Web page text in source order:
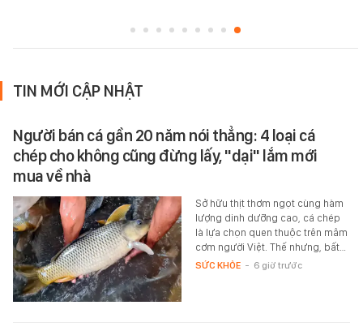
TIN MỚI CẬP NHẬT
Người bán cá gần 20 năm nói thẳng: 4 loại cá
chép cho không cũng đừng lấy, "dại" lắm mới
mua về nhà
Sở hữu thịt thơm ngọt cùng hàm
lượng dinh dưỡng cao, cá chép
là lựa chọn quen thuộc trên mâm
cơm người Việt. Thế nhưng, bất…
SỨC KHỎE - 6 giờ trước